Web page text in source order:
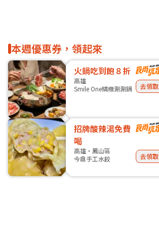
本週優惠券，領起來
火鍋吃到飽８折
高雄
Smile One精緻涮涮鍋
去領取
招牌酸辣湯免費
喝
高雄・鳳山區
今鼎手工水餃
去領取